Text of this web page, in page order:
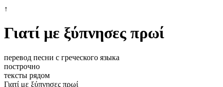
↑
Γιατί με ξύπνησες πρωί
перевод песни с греческого языка
построчно
тексты рядом
Γιατί με ξύπνησες πρωί